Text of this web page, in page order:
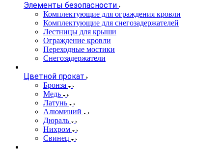
Элементы безопасности
Комплектующие для ограждения кровли
Комплектующие для снегозадержателей
Лестницы для крыши
Ограждение кровли
Переходные мостики
Снегозадержатели
Цветной прокат
Бронза
Медь
Латунь
Алюминий
Дюраль
Нихром
Свинец